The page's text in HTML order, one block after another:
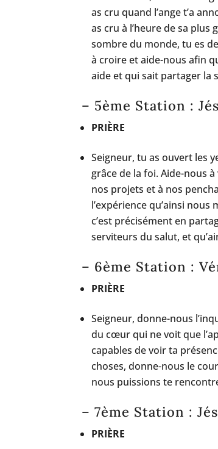
as cru quand l’ange t’a
as cru à l’heure de sa plus
sombre du monde, tu es
à croire et aide-nous afin
aide et qui sait partager la
– 5ème Station :
PRIÈRE
Seigneur, tu as ouvert les
grâce de la foi. Aide-nous
nos projets et à nos
l’expérience qu’ainsi
c’est précisément en
serviteurs du salut, et
– 6ème Station :
PRIÈRE
Seigneur, donne-nous
du cœur qui ne voit que
capables de voir ta
choses, donne-nous le
nous puissions te
– 7ème Station :
PRIÈRE